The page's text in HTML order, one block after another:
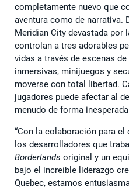
completamente nuevo que
aventura como de narrativa.
Meridian City devastada por
controlan a tres adorables
vidas a través de escenas
inmersivas, minijuegos y
moverse con total libertad.
jugadores puede afectar al
menudo de forma
“Con la colaboración para
los desarrolladores que
Borderlands original y un
bajo el increíble liderazgo
Quebec, estamos